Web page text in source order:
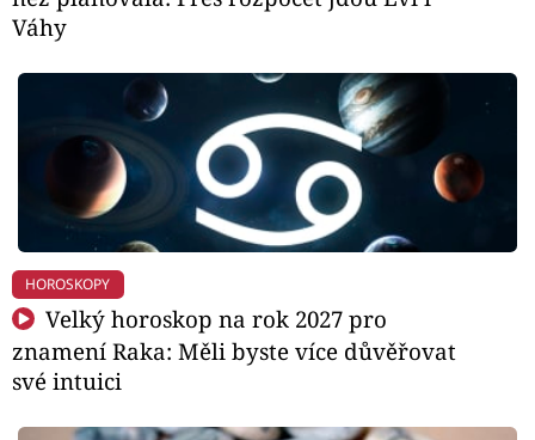
Váhy
HOROSKOPY
Velký horoskop na rok 2027 pro
znamení Raka: Měli byste více důvěřovat
své intuici